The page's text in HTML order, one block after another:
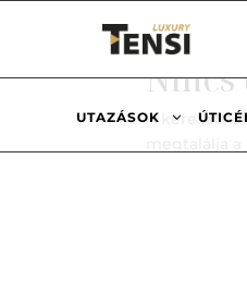
UTAZÁSOK 3
A keresett